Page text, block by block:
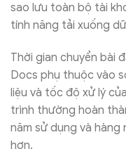
sao lưu toàn bộ tài
tính năng tải xuống
Thời gian chuyển bài
Docs phụ thuộc vào
liệu và tốc độ xử lý
trình thường hoàn
năm sử dụng và hàng
hơn.